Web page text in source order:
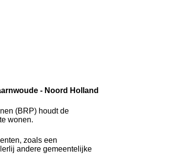
- Noord Holland
(BRP) houdt de
wonen.
zoals een
andere gemeentelijke